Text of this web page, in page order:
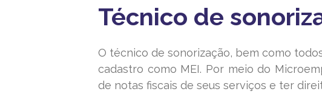
Técnico de
O técnico de sonorização, bem como
cadastro como MEI. Por meio do
de notas fiscais de seus serviços e ter